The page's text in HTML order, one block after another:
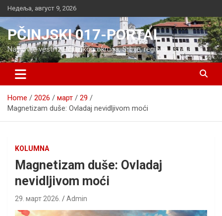
Skip
to
content
Недеља, август 9, 2026
PČINJSKI 017-PORTAL
Najnovije vesti iz Pčinjskog okruga, Srbije, regiona i sveta
Home 2026 март
29
Magnetizam duše: Ovladaj nevidljivom moći
KOLUMNA
Magnetizam duše: Ovladaj
nevidljivom moći
29. март 2026. Admin